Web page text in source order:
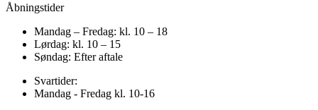
Åbningstider
Mandag – Fredag: kl. 10 – 18
Lørdag: kl. 10 – 15
Søndag: Efter aftale
Svartider:
Mandag - Fredag kl. 10-16